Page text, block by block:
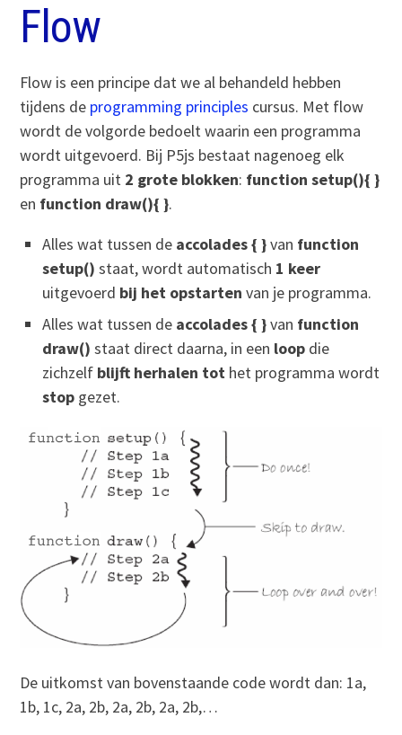
Flow
Flow is een principe dat we al behandeld hebben
tijdens de programming principles cursus. Met flow
wordt de volgorde bedoelt waarin een programma
wordt uitgevoerd. Bij P5js bestaat nagenoeg elk
programma uit 2 grote blokken: function setup(){ }
en function draw(){ }.
Alles wat tussen de accolades { }van function
setup() staat, wordt automatisch 1 keer
uitgevoerd bij het opstarten van je programma.
Alles wat tussen de accolades { }van function
draw() staat direct daarna, in een loop die
zichzelf blijft herhalen tot het programma wordt
stop gezet.
De uitkomst van bovenstaande code wordt dan: 1a,
1b, 1c, 2a, 2b, 2a, 2b, 2a, 2b,…